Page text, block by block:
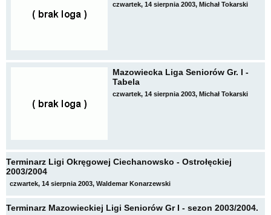
czwartek, 14 sierpnia 2003, Michał Tokarski
Mazowiecka Liga Seniorów Gr. I -
Tabela
czwartek, 14 sierpnia 2003, Michał Tokarski
Terminarz Ligi Okręgowej Ciechanowsko - Ostrołęckiej
2003/2004
czwartek, 14 sierpnia 2003, Waldemar Konarzewski
Terminarz Mazowieckiej Ligi Seniorów Gr I - sezon 2003/2004.